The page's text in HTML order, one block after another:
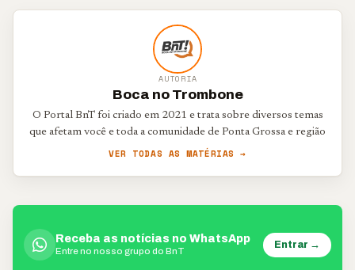
AUTORIA
Boca no Trombone
O Portal BnT foi criado em 2021 e trata sobre diversos temas
que afetam você e toda a comunidade de Ponta Grossa e região
VER TODAS AS MATÉRIAS →
Receba as notícias no WhatsApp
Entre no nosso grupo do BnT
Entrar →